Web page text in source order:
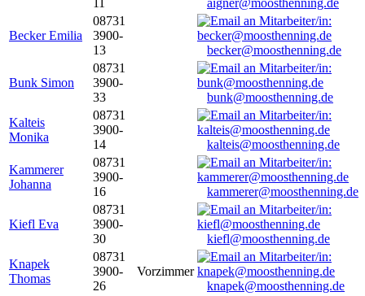
aigner@moosthenning.de
Becker Emilia
08731
3900-
13
becker@moosthenning.de
Bunk Simon
08731
3900-
33
bunk@moosthenning.de
Kalteis
Monika
08731
3900-
14
kalteis@moosthenning.de
Kammerer
Johanna
08731
3900-
16
kammerer@moosthenning.de
Kiefl Eva
08731
3900-
30
kiefl@moosthenning.de
Knapek
Thomas
08731
3900-
26
Vorzimmer
knapek@moosthenning.de